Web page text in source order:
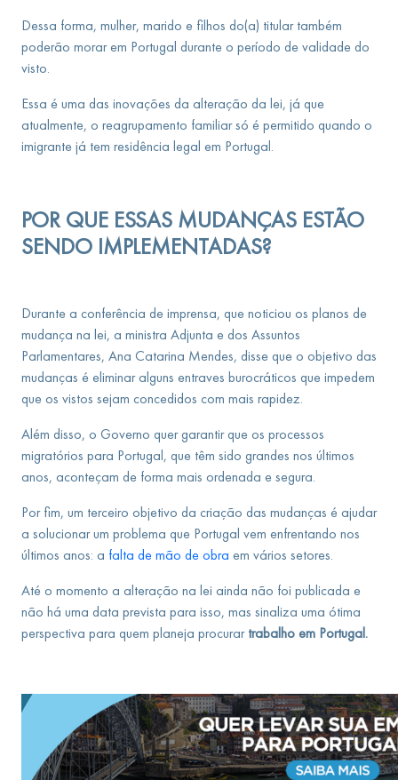
Dessa forma, mulher, marido e filhos do(a) titular também
poderão morar em Portugal durante o período de validade do
visto.
Essa é uma das inovações da alteração da lei, já que
atualmente, o reagrupamento familiar só é permitido quando o
imigrante já tem residência legal em Portugal.
POR QUE ESSAS MUDANÇAS ESTÃO
SENDO IMPLEMENTADAS?
Durante a conferência de imprensa, que noticiou os planos de
mudança na lei, a ministra Adjunta e dos Assuntos
Parlamentares, Ana Catarina Mendes, disse que o objetivo das
mudanças é eliminar alguns entraves burocráticos que impedem
que os vistos sejam concedidos com mais rapidez.
Além disso, o Governo quer garantir que os processos
migratórios para Portugal, que têm sido grandes nos últimos
anos, aconteçam de forma mais ordenada e segura.
Por fim, um terceiro objetivo da criação das mudanças é ajudar
a solucionar um problema que Portugal vem enfrentando nos
últimos anos: a falta de mão de obra em vários setores.
Até o momento a alteração na lei ainda não foi publicada e
não há uma data prevista para isso, mas sinaliza uma ótima
perspectiva para quem planeja procurar trabalho em Portugal.